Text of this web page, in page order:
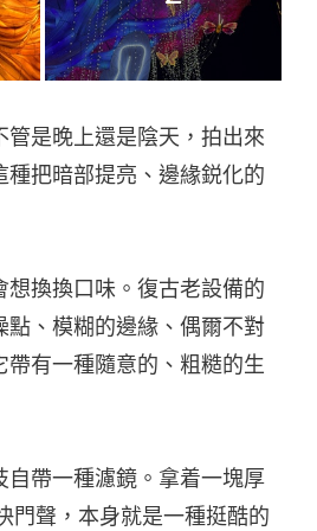
是晚上還是陰天，拍出來
把暗部提亮、邊緣鋭化的
換換口味。復古老設備的
、模糊的邊緣、偶爾不對
有一種隨意的、粗糙的生
帶一種濾鏡。拿着一塊厚
門聲，本身就是一種挺酷的